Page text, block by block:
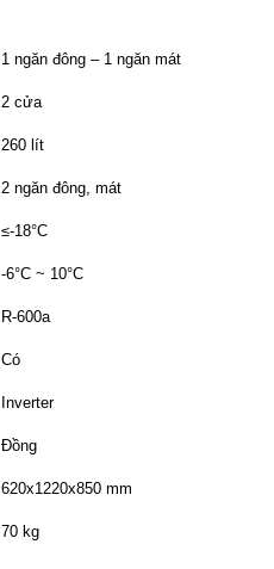
1 ngăn đông – 1 ngăn mát
2 cửa
260 lít
2 ngăn đông, mát
≤-18°C
-6°C ~ 10°C
R-600a
Có
Inverter
Đồng
620x1220x850 mm
70 kg